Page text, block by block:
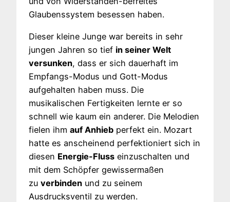
Glaubenssystem besessen haben.
Dieser kleine Junge war bereits in sehr
jungen Jahren so tief in seiner Welt
versunken, dass er sich dauerhaft im
Empfangs-Modus und Gott-Modus
aufgehalten haben muss. Die
musikalischen Fertigkeiten lernte er so
schnell wie kaum ein anderer. Die Melodien
fielen ihm auf Anhieb perfekt ein. Mozart
hatte es anscheinend perfektioniert sich in
diesen Energie-Fluss einzuschalten und
mit dem Schöpfer gewissermaßen
zu verbinden und zu seinem
Ausdrucksventil zu werden.